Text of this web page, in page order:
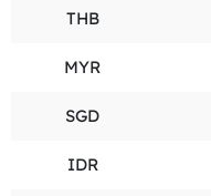
THB
MYR
SGD
IDR